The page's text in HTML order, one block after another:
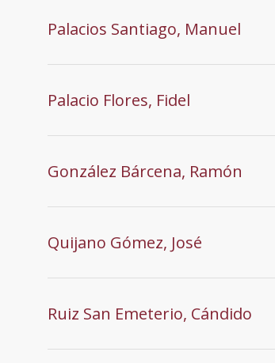
Palacios Santiago, Manuel
Palacio Flores, Fidel
González Bárcena, Ramón
Quijano Gómez, José
Ruiz San Emeterio, Cándido